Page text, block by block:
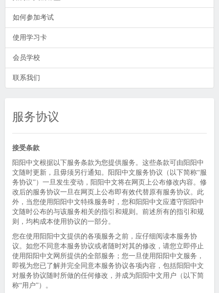
如何参加考试
使用学习卡
会员学校
联系我们
服务协议
接受条款
阳阳中文根据以下服务条款为您提供服务。这些条款可由阳阳中
文随时更新，且毋须另行通知。阳阳中文服务协议（以下简称“服
务协议”）一旦发生变动，阳阳中文将在网页上公布修改内容。修
改后的服务协议一旦在网页上公布即有效代替原有服务协议。此
外，当您使用阳阳中文特殊服务时，您和阳阳中文应遵守阳阳中
文随时公布的与该服务相关的指引和规则。前述所有的指引和规
则，均构成本使用协议的一部分。
您在使用阳阳中文提供的各项服务之前，应仔细阅读本服务协
议。如您不同意本服务协议或者随时对其的修改，请您立即停止
使用阳阳中文网所提供的全部服务；您一旦使用阳阳中文服务，
即视为您已了解并完全同意本服务协议各项内容，包括阳阳中文
对服务协议随时所做的任何修改，并成为阳阳中文用户（以下简
称“用户”）。